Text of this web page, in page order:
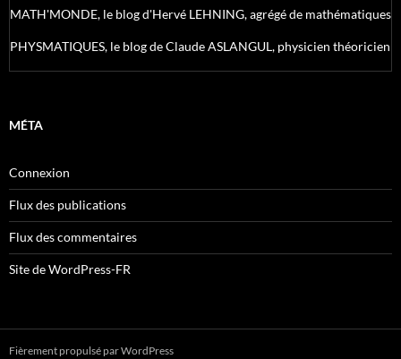
MATH'MONDE, le blog d'Hervé LEHNING, agrégé de mathématiques
PHYSMATIQUES, le blog de Claude ASLANGUL, physicien théoricien
MÉTA
Connexion
Flux des publications
Flux des commentaires
Site de WordPress-FR
Fièrement propulsé par WordPress